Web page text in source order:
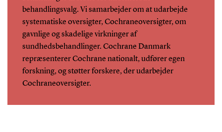
behandlingsvalg. Vi samarbejder om at udarbejde
systematiske oversigter, Cochraneoversigter, om
gavnlige og skadelige virkninger af
sundhedsbehandlinger. Cochrane Danmark
repræsenterer Cochrane nationalt, udfører egen
forskning, og støtter forskere, der udarbejder
Cochraneoversigter.